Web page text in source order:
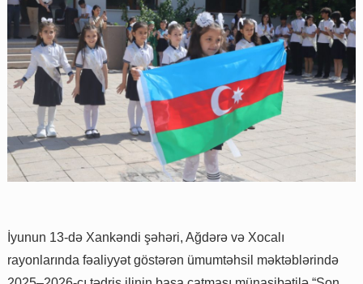
İyunun 13-də Xankəndi şəhəri, Ağdərə və Xocalı
rayonlarında fəaliyyət göstərən ümumtəhsil məktəblərində